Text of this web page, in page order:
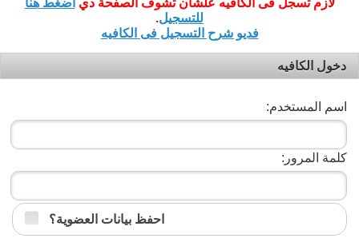
للتسجيل.
فديو شرح التسجيل فى الكافيه
دخول الكافيه
اسم المستخدم:
كلمة المرور:
احفظ بيانات العضوية؟